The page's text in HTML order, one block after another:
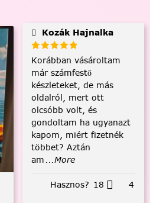
Kozák Hajnalka
Korábban vásároltam
már számfestő
készleteket, de más
oldalról, mert ott
olcsóbb volt, és
gondoltam ha ugyanazt
kapom, miért fizetnék
többet? Aztán
am ...More
Hasznos? 18 4